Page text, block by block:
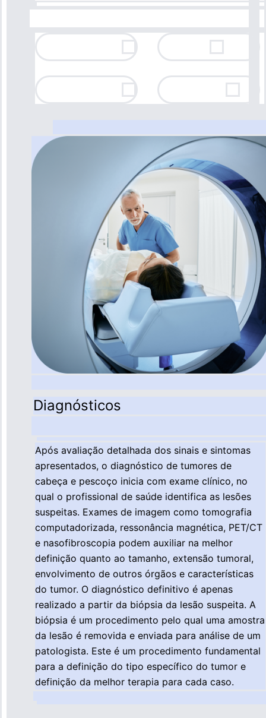
Diagnósticos
Após avaliação detalhada dos sinais e sintomas
apresentados, o diagnóstico de tumores de
cabeça e pescoço inicia com exame clínico, no
qual o profissional de saúde identifica as lesões
suspeitas. Exames de imagem como tomografia
computadorizada, ressonância magnética, PET/CT
e nasofibroscopia podem auxiliar na melhor
definição quanto ao tamanho, extensão tumoral,
envolvimento de outros órgãos e características
do tumor. O diagnóstico definitivo é apenas
realizado a partir da biópsia da lesão suspeita. A
biópsia é um procedimento pelo qual uma amostra
da lesão é removida e enviada para análise de um
patologista. Este é um procedimento fundamental
para a definição do tipo específico do tumor e
definição da melhor terapia para cada caso.